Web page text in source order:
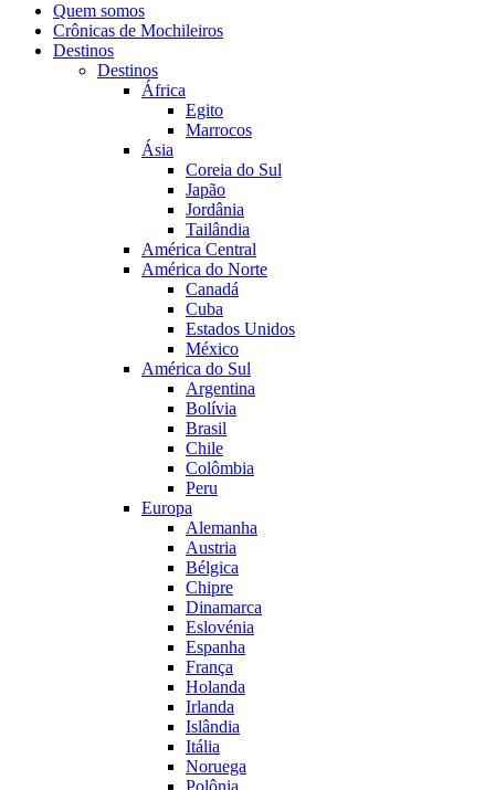
Quem somos
Crônicas de Mochileiros
Destinos
Destinos
África
Egito
Marrocos
Ásia
Coreia do Sul
Japão
Jordânia
Tailândia
América Central
América do Norte
Canadá
Cuba
Estados Unidos
México
América do Sul
Argentina
Bolívia
Brasil
Chile
Colômbia
Peru
Europa
Alemanha
Austria
Bélgica
Chipre
Dinamarca
Eslovénia
Espanha
França
Holanda
Irlanda
Islândia
Itália
Noruega
Polônia